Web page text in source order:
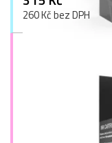
260 Kč bez DPH